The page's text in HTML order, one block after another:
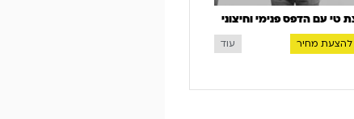
טי עם הדפס פנימי וחיצוני
להצעת מחיר עוד